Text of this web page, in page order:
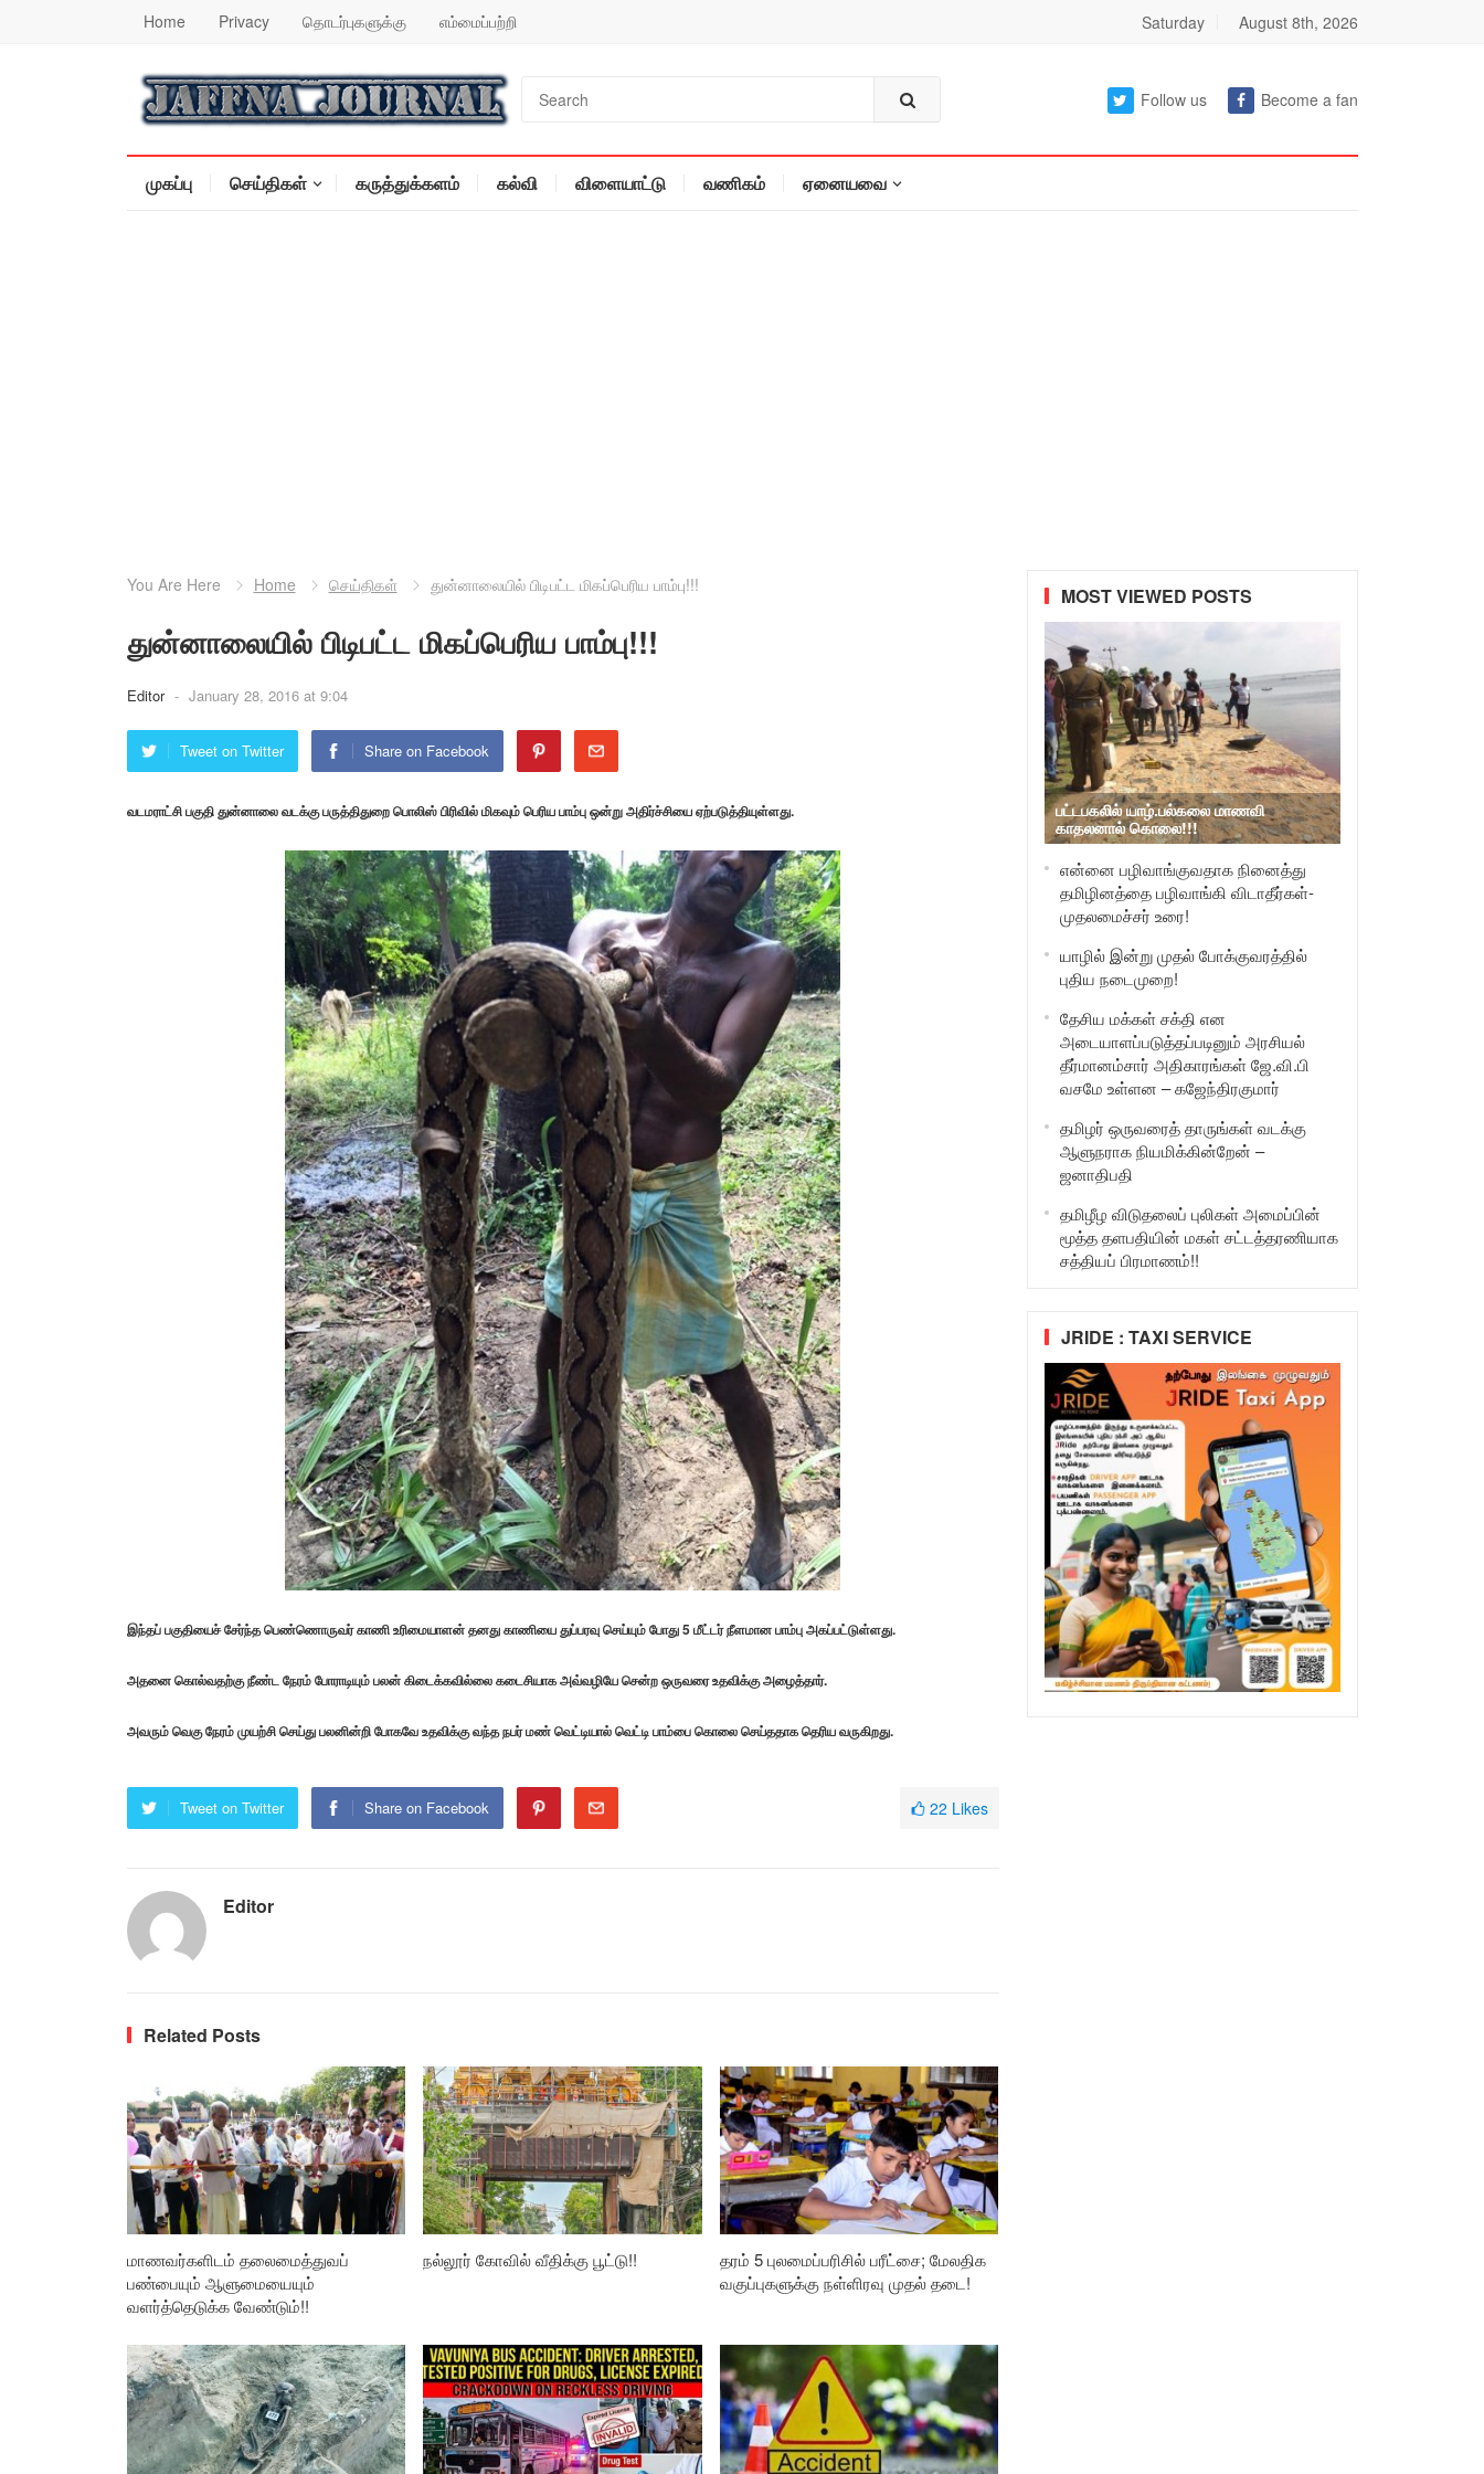
Home Privacy தொடர்புகளுக்கு எம்மைப்பற்றி Saturday August 8th, 2026
Follow us Become a fan
முகப்பு செய்திகள் கருத்துக்களம் கல்வி விளையாட்டு வணிகம் ஏனையவை
You Are Here Home செய்திகள் துன்னாலையில் பிடிபட்ட மிகப்பெரிய பாம்பு!!!
துன்னாலையில் பிடிபட்ட மிகப்பெரிய பாம்பு!!!
Editor - January 28, 2016 at 9:04
Tweet on Twitter Share on Facebook
வடமராட்சி பகுதி துன்னாலை வடக்கு பருத்திதுறை பொலிஸ் பிரிவில் மிகவும் பெரிய பாம்பு ஒன்று அதிர்ச்சியை ஏற்படுத்தியுள்ளது.
இந்தப் பகுதியைச் சேர்ந்த பெண்ணொருவர் காணி உரிமையாளன் தனது காணியை துப்பரவு செய்யும் போது 5 மீட்டர் நீளமான பாம்பு அகப்பட்டுள்ளது.
அதனை கொல்வதற்கு நீண்ட நேரம் போராடியும் பலன் கிடைக்கவில்லை கடைசியாக அவ்வழியே சென்ற ஒருவரை உதவிக்கு அழைத்தார்.
அவரும் வெகு நேரம் முயற்சி செய்து பலனின்றி போகவே உதவிக்கு வந்த நபர் மண் வெட்டியால் வெட்டி பாம்பை கொலை செய்ததாக தெரிய வருகிறது.
Tweet on Twitter Share on Facebook 22 Likes
Editor
Related Posts
மாணவர்களிடம் தலைமைத்துவப்
பண்பையும் ஆளுமையையும்
வளர்த்தெடுக்க வேண்டும்!!
நல்லூர் கோவில் வீதிக்கு பூட்டு!!
தரம் 5 புலமைப்பரிசில் பரீட்சை; மேலதிக
வகுப்புகளுக்கு நள்ளிரவு முதல் தடை!
MOST VIEWED POSTS
பட்டபகலில் யாழ்.பல்கலை மாணவி
காதலனால் கொலை!!!
என்னை பழிவாங்குவதாக நினைத்து
தமிழினத்தை பழிவாங்கி விடாதீர்கள்-
முதலமைச்சர் உரை!
யாழில் இன்று முதல் போக்குவரத்தில்
புதிய நடைமுறை!
தேசிய மக்கள் சக்தி என
அடையாளப்படுத்தப்படினும் அரசியல்
தீர்மானம்சார் அதிகாரங்கள் ஜே.வி.பி
வசமே உள்ளன – கஜேந்திரகுமார்
தமிழர் ஒருவரைத் தாருங்கள் வடக்கு
ஆளுநராக நியமிக்கின்றேன் –
ஜனாதிபதி
தமிழீழ விடுதலைப் புலிகள் அமைப்பின்
மூத்த தளபதியின் மகள் சட்டத்தரணியாக
சத்தியப் பிரமாணம்!!
JRIDE : TAXI SERVICE